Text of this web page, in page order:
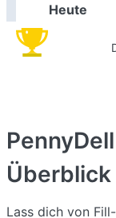
Heute
Überblick
Lass dich von